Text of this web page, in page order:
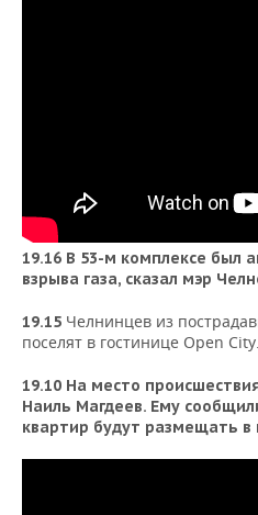
19.16 В 53-м комплексе был
взрыва газа, сказал мэр
19.15 Челнинцев из
поселят в гостинице Open City.
19.10 На место
Наиль Магдеев. Ему
квартир будут размещать в